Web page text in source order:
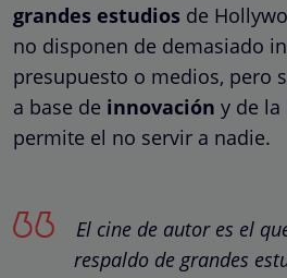
grandes estudios de
no disponen de demasiado
presupuesto o medios, pero
a base de innovación y de la
permite el no servir a nadie.
El cine de autor es el
respaldo de grandes